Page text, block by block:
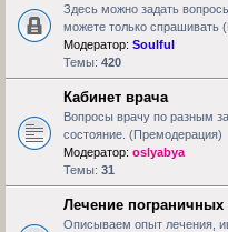
Здесь можно задать
можете только спрашивать
Модератор: Soulful
Темы: 420
Кабинет врача
Вопросы врачу по разным
состояние. (Премодерация)
Модератор: oslyabya
Темы: 31
Лечение пограничных
Описываем опыт лечения,